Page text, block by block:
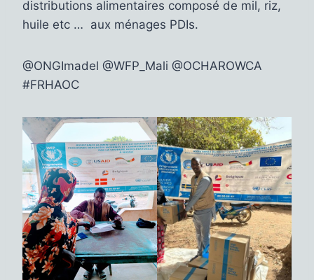
distributions alimentaires composé de mil, riz,
huile etc … aux ménages PDIs.
@ONGImadel @WFP_Mali @OCHAROWCA
#FRHAOC